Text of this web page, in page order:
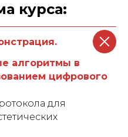
курса:
алгоритмы в
цифрового
для
более.
цене,